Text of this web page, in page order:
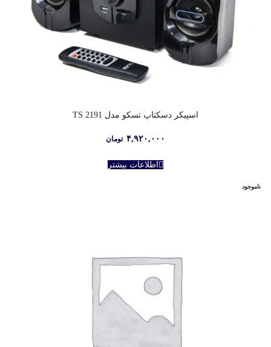
اسپیکر دسکتاپ تسکو مدل TS 2191
۴,۹۲۰,۰۰۰ تومان
اطلاعات بیشتر
ناموجود